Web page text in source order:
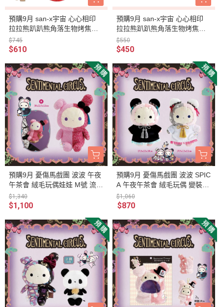
預購9月 san-x宇宙 心心相印
拉拉熊趴趴熊角落生物烤焦麵
包 仿皮愛心手提娃包
$745
$610
預購9月 san-x宇宙 心心相印
拉拉熊趴趴熊角落生物烤焦麵
包 絎縫 筆袋
$550
$450
預購9月 憂傷馬戲團 波波 午夜
午茶會 絨毛玩偶娃娃 M號 流蘇
髮飾
$1,340
$1,100
預購9月 憂傷馬戲團 波波 SPIC
A 午夜午茶會 絨毛玩偶 變裝中
國娃娃 2選1
$1,060
$870